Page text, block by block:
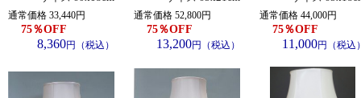
通常価格 33,440円
75％OFF
8,360円（税込）
通常価格 52,800円
75％OFF
13,200円（税込）
通常価格 44,000円
75％OFF
11,000円（税込